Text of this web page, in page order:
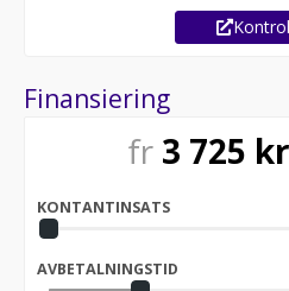
Finansiering
fr 3 725
KONTANTINSATS
AVBETALNINGSTID